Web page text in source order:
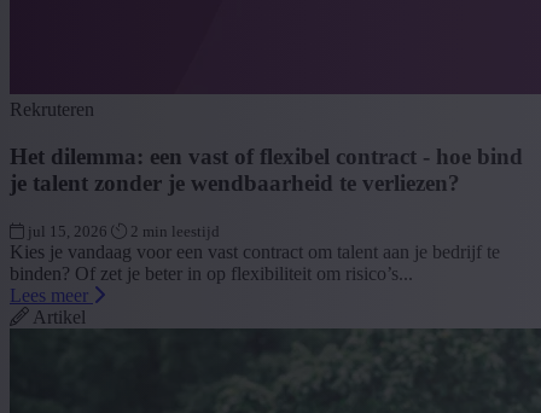
Rekruteren
Het dilemma: een vast of flexibel contract - hoe bind
je talent zonder je wendbaarheid te verliezen?
jul 15, 2026 2 min leestijd
Kies je vandaag voor een vast contract om talent aan je bedrijf te
binden? Of zet je beter in op flexibiliteit om risico’s...
Lees meer
Artikel